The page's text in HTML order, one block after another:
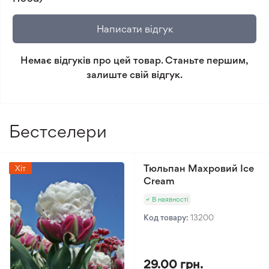
Помірний клімат
не відповідає очікуванням, згідно з умовами
Мінімальне замовлення 300 грн.
Написати відгук
Немає відгуків про цей товар. Станьте першим,
залиште свій відгук.
Бестселери
Хіт
Тюльпан Махровий Ice
Cream
В наявності
Код товару: 13200
29.00 грн.